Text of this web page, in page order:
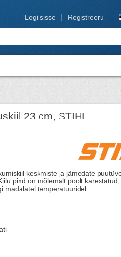
Registreeru
Logi sisse
23 cm, STIHL
keskmiste ja jämedate
pind on mõlemalt poolt
madalatel temperatuuridel.